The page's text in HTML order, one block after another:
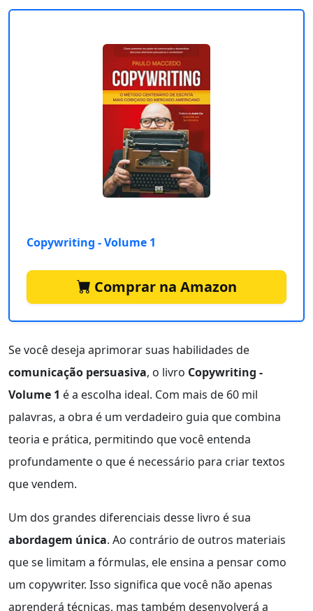
Copywriting - Volume 1
Comprar na Amazon
Se você deseja aprimorar suas habilidades de
comunicação persuasiva, o livro Copywriting -
Volume 1 é a escolha ideal. Com mais de 60 mil
palavras, a obra é um verdadeiro guia que combina
teoria e prática, permitindo que você entenda
profundamente o que é necessário para criar textos
que vendem.
Um dos grandes diferenciais desse livro é sua
abordagem única. Ao contrário de outros materiais
que se limitam a fórmulas, ele ensina a pensar como
um copywriter. Isso significa que você não apenas
aprenderá técnicas, mas também desenvolverá a